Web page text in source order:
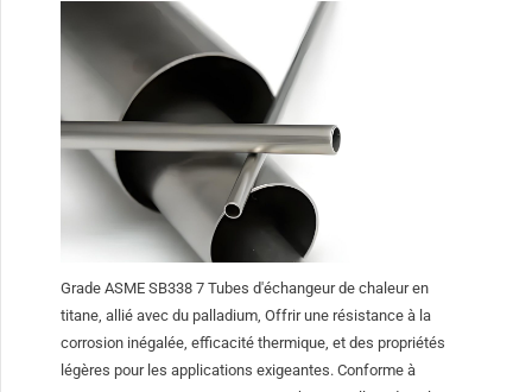
Grade ASME SB338 7 Tubes d'échangeur de chaleur en
titane, allié avec du palladium, Offrir une résistance à la
corrosion inégalée, efficacité thermique, et des propriétés
légères pour les applications exigeantes. Conforme à